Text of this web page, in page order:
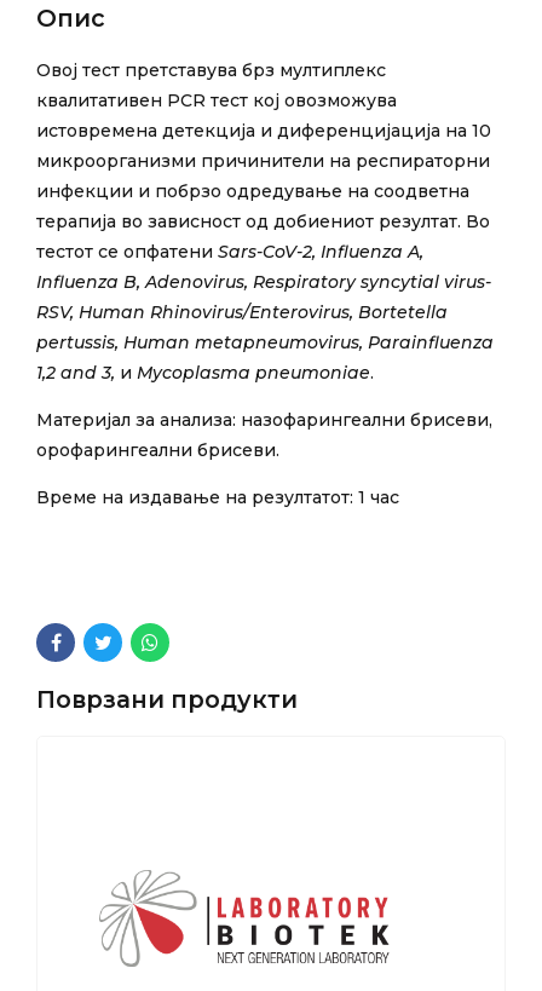
Опис
Овој тест претставува брз мултиплекс
квалитативен PCR тест кој овозможува
истовремена детекција и диференцијација на 10
микроорганизми причинители на респираторни
инфекции и побрзо одредување на соодветна
терапија во зависност од добиениот резултат. Во
тестот се опфатени Sars-CoV-2, Influenza A,
Influenza B, Adenovirus, Respiratory syncytial virus-
RSV, Human Rhinovirus/Enterovirus, Bortetella
pertussis, Human metapneumovirus, Parainfluenza
1,2 and 3, и Mycoplasma pneumoniae.
Материјал за анализа: назофарингеални брисеви,
орофарингеални брисеви.
Време на издавање на резултатот: 1 час
Поврзани продукти